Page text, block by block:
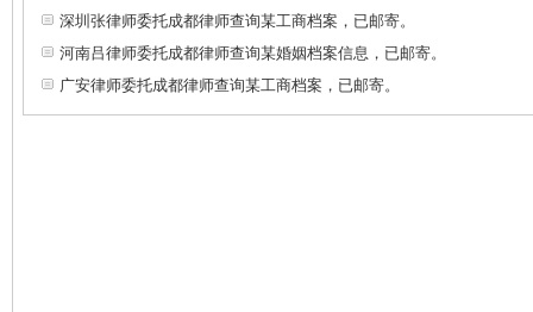
深圳张律师委托成都律师查询某工商档案，已邮寄。
河南吕律师委托成都律师查询某婚姻档案信息，已邮寄。
广安律师委托成都律师查询某工商档案，已邮寄。